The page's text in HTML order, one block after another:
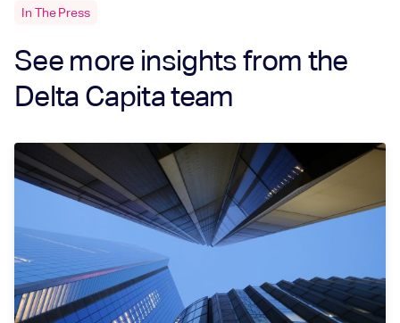
In The Press
See more insights from the
Delta Capita team